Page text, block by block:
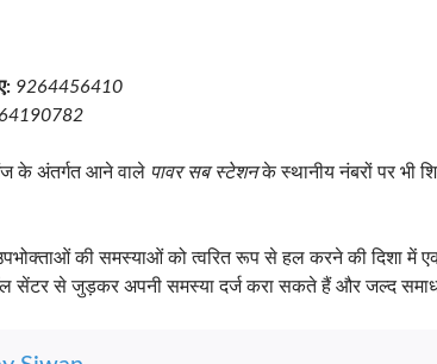
9264456410
के अंतर्गत आने वाले पावर सब स्टेशनके स्थानीय नंबरों पर भी
की समस्याओं को त्वरित रूप से हल करने की दिशा में
सेंटर से जुड़कर अपनी समस्या दर्ज करा सकते हैं और जल्द